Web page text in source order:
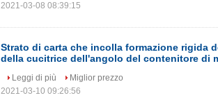
2021-03-08 08:39:15
Strato di carta che incolla formazione rigida
della cucitrice dell'angolo del contenitore di
Leggi di più
Miglior prezzo
2021-03-10 09:26:56